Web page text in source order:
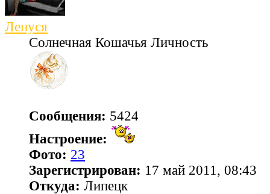
Ленуся
Солнечная Кошачья Личность
Сообщения: 5424
Настроение:
Фото: 23
Зарегистрирован: 17 май 2011, 08:43
Откуда: Липецк